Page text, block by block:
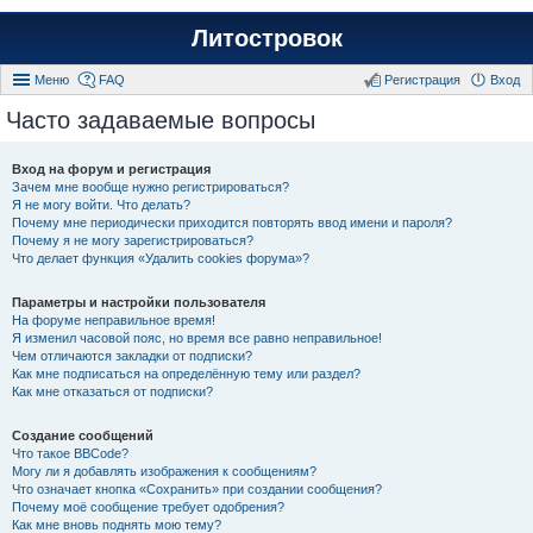
Литостровок
Меню FAQ Вход
Регистрация
Часто задаваемые вопросы
Вход на форум и регистрация
Зачем мне вообще нужно регистрироваться?
Я не могу войти. Что делать?
Почему мне периодически приходится повторять ввод имени и пароля?
Почему я не могу зарегистрироваться?
Что делает функция «Удалить cookies форума»?
Параметры и настройки пользователя
На форуме неправильное время!
Я изменил часовой пояс, но время все равно неправильное!
Чем отличаются закладки от подписки?
Как мне подписаться на определённую тему или раздел?
Как мне отказаться от подписки?
Создание сообщений
Что такое BBCode?
Могу ли я добавлять изображения к сообщениям?
Что означает кнопка «Сохранить» при создании сообщения?
Почему моё сообщение требует одобрения?
Как мне вновь поднять мою тему?